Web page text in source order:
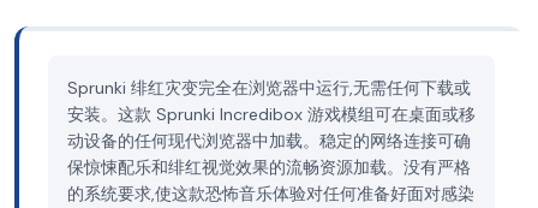
Sprunki 绯红灾变完全在浏览器中运行,无需任何下载或
安装。这款 Sprunki Incredibox 游戏模组可在桌面或移
动设备的任何现代浏览器中加载。稳定的网络连接可确
保惊悚配乐和绯红视觉效果的流畅资源加载。没有严格
的系统要求,使这款恐怖音乐体验对任何准备好面对感染